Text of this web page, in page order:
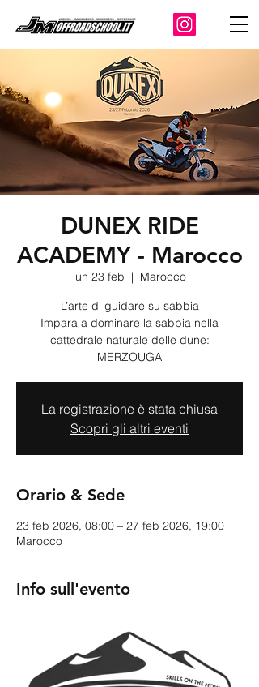
DUNEX RIDE
ACADEMY - Marocco
lun 23 feb
  |
Marocco
L’arte di guidare su sabbia
Impara a dominare la sabbia nella
cattedrale naturale delle dune:
MERZOUGA
La registrazione è stata chiusa
Scopri gli altri eventi
Orario & Sede
23 feb 2026, 08:00 – 27 feb 2026, 19:00
Marocco
Info sull'evento